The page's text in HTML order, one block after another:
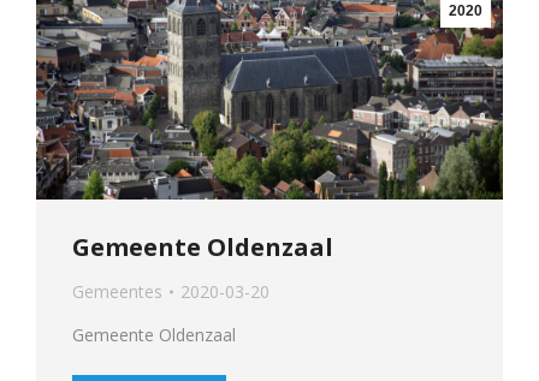
2020
Gemeente Oldenzaal
Gemeentes
2020-03-20
Gemeente Oldenzaal